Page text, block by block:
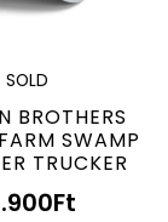
SOLD
BROTHERS
SWAMP
TRUCKER
Ft